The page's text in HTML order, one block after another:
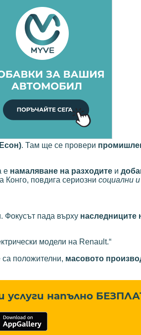
. Там ще се провери
е намаляване на разходите и
Конго, повдига сериозни социални и
Фокусът пада върху наследниците
модели на Renault.“
положителни, масовото
услуги напълно